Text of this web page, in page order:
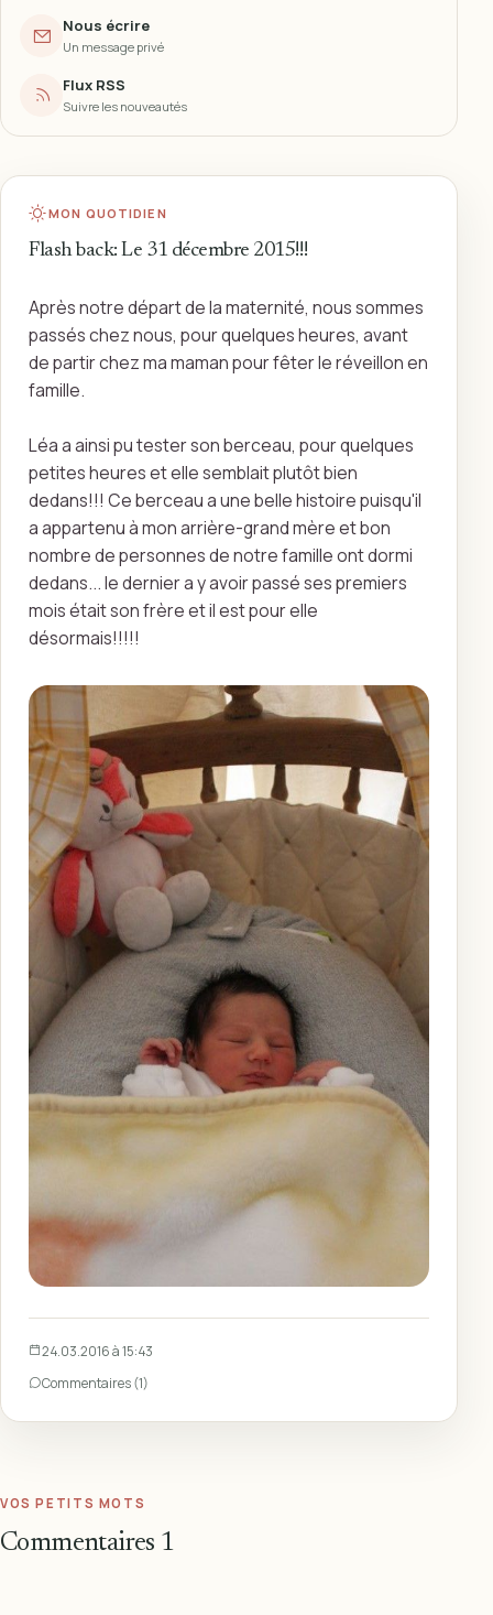
Nous écrire
Un message privé
Flux RSS
Suivre les nouveautés
MON QUOTIDIEN
Flash back: Le 31 décembre 2015!!!
Après notre départ de la maternité, nous sommes
passés chez nous, pour quelques heures, avant
de partir chez ma maman pour fêter le réveillon en
famille.
Léa a ainsi pu tester son berceau, pour quelques
petites heures et elle semblait plutôt bien
dedans!!! Ce berceau a une belle histoire puisqu'il
a appartenu à mon arrière-grand mère et bon
nombre de personnes de notre famille ont dormi
dedans... le dernier a y avoir passé ses premiers
mois était son frère et il est pour elle
désormais!!!!!
24.03.2016 à 15:43
Commentaires (1)
VOS PETITS MOTS
Commentaires 1